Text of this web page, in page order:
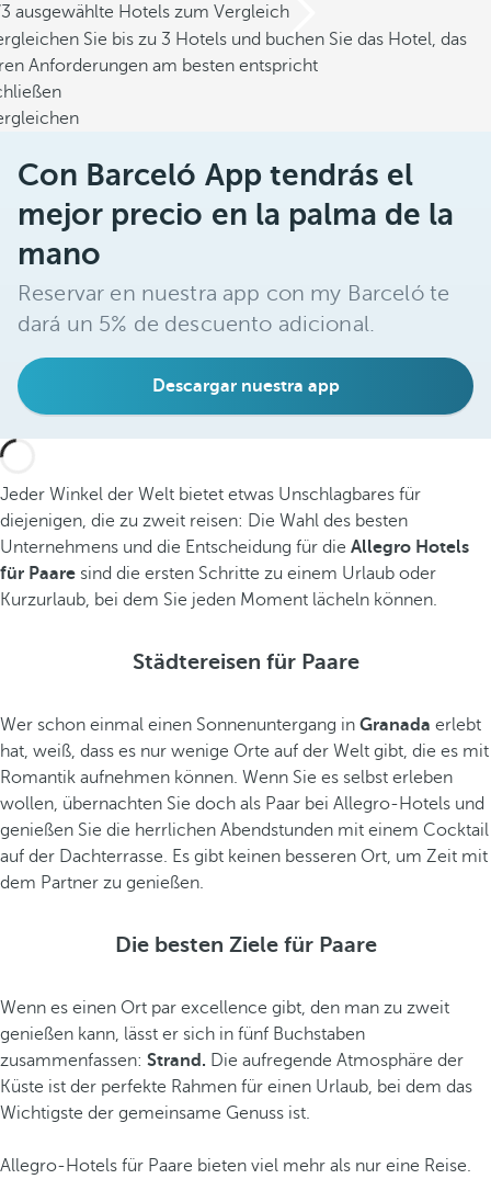
ausgewählte Hotels zum Vergleich
Sie bis zu 3 Hotels und buchen Sie das Hotel, das
Anforderungen am besten entspricht
Con Barceló App tendrás el
mejor precio en la palma de la
mano
Reservar en nuestra app con my Barceló te
dará un 5% de descuento adicional.
Descargar nuestra app
Jeder Winkel der Welt bietet etwas Unschlagbares für
diejenigen, die zu zweit reisen: Die Wahl des besten
Unternehmens und die Entscheidung für die Allegro Hotels
für Paare sind die ersten Schritte zu einem Urlaub oder
Kurzurlaub, bei dem Sie jeden Moment lächeln können.
Städtereisen für Paare
Wer schon einmal einen Sonnenuntergang in Granada erlebt
hat, weiß, dass es nur wenige Orte auf der Welt gibt, die es mit
Romantik aufnehmen können. Wenn Sie es selbst erleben
wollen, übernachten Sie doch als Paar bei Allegro-Hotels und
genießen Sie die herrlichen Abendstunden mit einem Cocktail
auf der Dachterrasse. Es gibt keinen besseren Ort, um Zeit mit
dem Partner zu genießen.
Die besten Ziele für Paare
Wenn es einen Ort par excellence gibt, den man zu zweit
genießen kann, lässt er sich in fünf Buchstaben
zusammenfassen: Strand. Die aufregende Atmosphäre der
Küste ist der perfekte Rahmen für einen Urlaub, bei dem das
Wichtigste der gemeinsame Genuss ist.
Allegro-Hotels für Paare bieten viel mehr als nur eine Reise.